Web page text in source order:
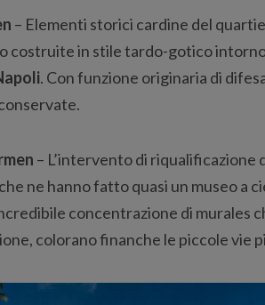
– Elementi storici cardine del
costruite in stile tardo-gotico
. Con funzione originaria di
– L’intervento di
ne hanno fatto quasi un museo a
concentrazione di murales
colorano finanche le piccole vie